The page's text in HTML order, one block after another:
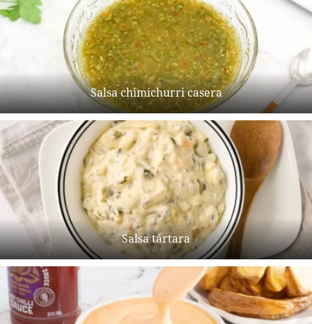
Salsa chimichurri casera
Salsa tártara